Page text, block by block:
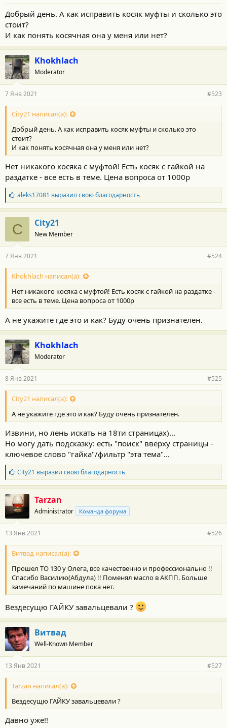
о
с
т
и
Добрый день. А как исправить косяк муфты и сколько это
стоит?
И как понять косячная она у меня или нет?
Khokhlach
Moderator
7 Янв 2021 #523
City21 написал(а):
Добрый день. А как исправить косяк муфты и сколько это
стоит?
И как понять косячная она у меня или нет?
Нет никакого косяка с муфтой! Есть косяк с гайкой на
раздатке - все есть в теме. Цена вопроса от 1000р
Б
л
а
г
о
д
а
н
о
с
и
:
aleks17081 выразил свою благодарность
C City21
New Member
7 Янв 2021 #524
Khokhlach написал(а):
Нет никакого косяка с муфтой! Есть косяк с гайкой на раздатке -
все есть в теме. Цена вопроса от 1000р
А не укажите где это и как? Буду очень признателен.
Khokhlach
Moderator
8 Янв 2021 #525
City21 написал(а):
А не укажите где это и как? Буду очень признателен.
Извини, но лень искать на 18ти страницах)...
Но могу дать подсказку: есть "поиск" вверху страницы -
ключевое слово "гайка"/фильтр "эта тема"...
Б
л
а
г
о
д
а
н
о
с
и
:
City21 выразил свою благодарность
Tarzan
Administrator Команда форума
13 Янв 2021 #526
Витвад написал(а):
Прошел ТО 130 у Олега, все качественно и профессионально !!
Спасибо Василию(Абдула) !! Поменял масло в АКПП. Больше
замечаний по машине пока нет.
Вездесущю ГАЙКУ завальцевали ?
Витвад
Well-Known Member
13 Янв 2021 #527
Tarzan написал(а):
Вездесущю ГАЙКУ завальцевали ?
Давно уже!!